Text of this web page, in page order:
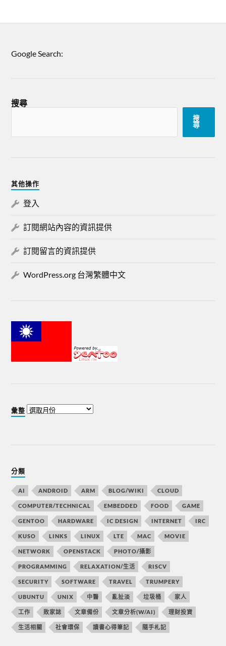
Google Search:
搜尋
搜
尋
其他操作
登入
訂閱網站內容的資訊提供
訂閱留言的資訊提供
WordPress.org 台灣繁體中文
彙整
分類
AI ANDROID ARM BLOG/WIKI CLOUD
COMPUTER/TECHNICAL EMBEDDED FOOD GAME
GENTOO HARDWARE IC DESIGN INTERNET IRC
KUSO LINKS LINUX LTE MAC MOVIE
NETWORK OPENSTACK PHOTO/攝影
PROGRAMMING RELAXATION/生活 RISCV
SECURITY SOFTWARE TRAVEL TRUMPERY
UBUNTU UNIX 中醫 亂扯淡 垃圾桶 家人
工作 敗家誌 文章備份 文章分析(W/AI) 理財投資
生活相關 社會環保 讀書心得筆記 隨手札記